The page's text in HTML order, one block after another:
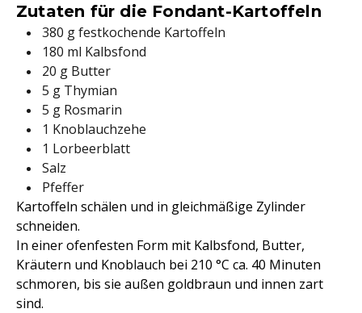
Zutaten für die Fondant-Kartoffeln
380 g festkochende Kartoffeln
180 ml Kalbsfond
20 g Butter
5 g Thymian
5 g Rosmarin
1 Knoblauchzehe
1 Lorbeerblatt
Salz
Pfeffer
Kartoffeln schälen und in gleichmäßige Zylinder
schneiden.
In einer ofenfesten Form mit Kalbsfond, Butter,
Kräutern und Knoblauch bei 210 °C ca. 40 Minuten
schmoren, bis sie außen goldbraun und innen zart
sind.